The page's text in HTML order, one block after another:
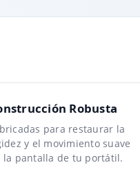
Robusta
para restaurar la
y el movimiento suave
la pantalla de tu portátil.